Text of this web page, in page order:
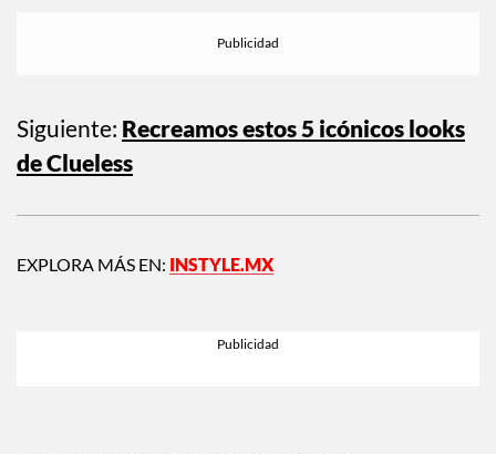
Siguiente: Recreamos estos 5 icónicos looks
de Clueless
EXPLORA MÁS EN: INSTYLE.MX